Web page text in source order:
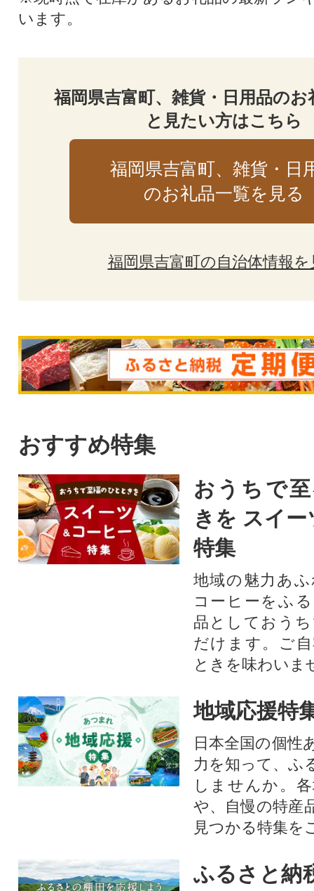
います。
福岡県吉富町、雑貨・日用品の
と見たい方はこちら
福岡県吉富町、雑貨・日
のお礼品一覧を見る
福岡県吉富町の自治体情報を
おすすめ特集
おうちで
きを スイ
特集
地域の魅力あ
コーヒーをふ
品としておう
だけます。ご
ときを味わいま
地域応援特
日本全国の個性
力を知って、ふ
しませんか。
や、自慢の特産
見つかる特集を
ふるさと納